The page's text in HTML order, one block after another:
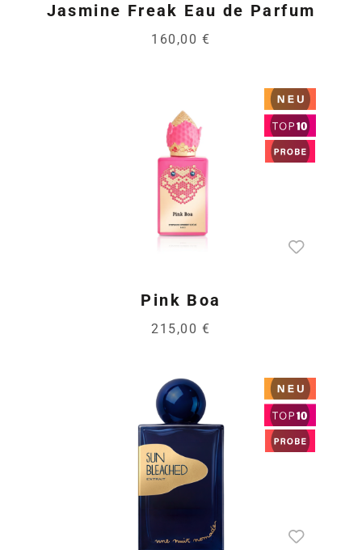
Jasmine Freak Eau de Parfum
160,00 €
Pink Boa
215,00 €